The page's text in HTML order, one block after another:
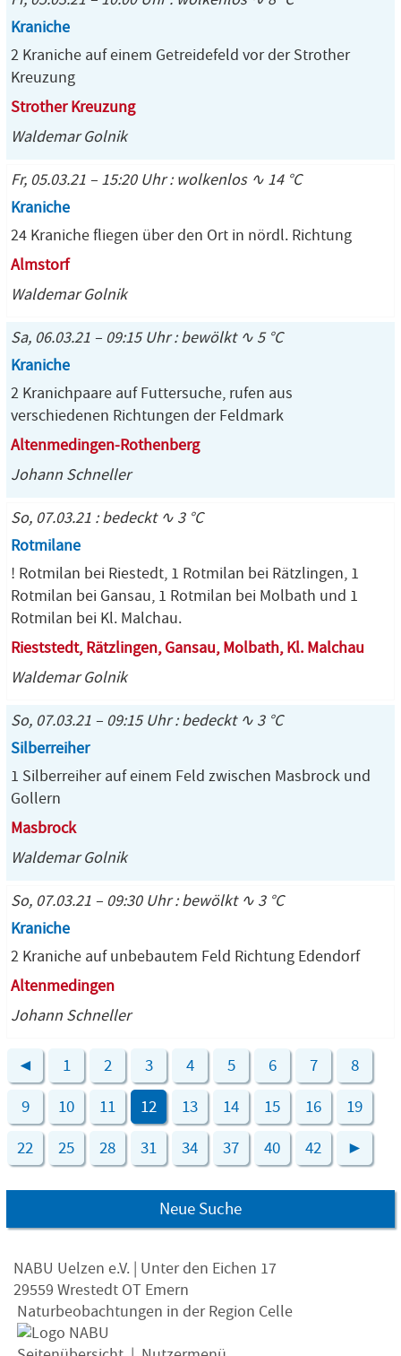
Kraniche
2 Kraniche auf einem Getreidefeld vor der Strother
Kreuzung
Strother Kreuzung
Waldemar Golnik
Fr, 05.03.21 – 15:20 Uhr : wolkenlos ∿ 14 °C
Kraniche
24 Kraniche fliegen über den Ort in nördl. Richtung
Almstorf
Waldemar Golnik
Sa, 06.03.21 – 09:15 Uhr : bewölkt ∿ 5 °C
Kraniche
2 Kranichpaare auf Futtersuche, rufen aus
verschiedenen Richtungen der Feldmark
Altenmedingen-Rothenberg
Johann Schneller
So, 07.03.21 : bedeckt ∿ 3 °C
Rotmilane
! Rotmilan bei Riestedt, 1 Rotmilan bei Rätzlingen, 1
Rotmilan bei Gansau, 1 Rotmilan bei Molbath und 1
Rotmilan bei Kl. Malchau.
Rieststedt, Rätzlingen, Gansau, Molbath, Kl. Malchau
Waldemar Golnik
So, 07.03.21 – 09:15 Uhr : bedeckt ∿ 3 °C
Silberreiher
1 Silberreiher auf einem Feld zwischen Masbrock und
Gollern
Masbrock
Waldemar Golnik
So, 07.03.21 – 09:30 Uhr : bewölkt ∿ 3 °C
Kraniche
2 Kraniche auf unbebautem Feld Richtung Edendorf
Altenmedingen
Johann Schneller
◄ 1 2 3 4 5 6 7 8
9 10 11 12 13 14 15 16 19
22 25 28 31 34 37 40 42 ►
Neue Suche
NABU Uelzen e.V. | Unter den Eichen 17
29559 Wrestedt OT Emern
Naturbeobachtungen in der Region Celle